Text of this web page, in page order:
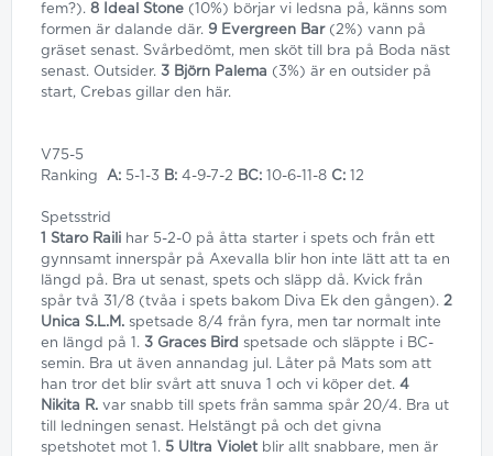
fem?). 8 Ideal Stone (10%) börjar vi ledsna på, känns som
formen är dalande där. 9 Evergreen Bar(2%) vann på
gräset senast. Svårbedömt, men sköt till bra på Boda näst
senast. Outsider. 3 Björn Palema (3%) är en outsider på
start, Crebas gillar den här.
V75-5
Ranking A: 5-1-3 B: 4-9-7-2 BC: 10-6-11-8 C: 12
Spetsstrid
1 Staro Raili har 5-2-0 på åtta starter i spets och från ett
gynnsamt innerspår på Axevalla blir hon inte lätt att ta en
längd på. Bra ut senast, spets och släpp då. Kvick från
spår två 31/8 (tvåa i spets bakom Diva Ek den gången). 2
Unica S.L.M. spetsade 8/4 från fyra, men tar normalt inte
en längd på 1. 3 Graces Bird spetsade och släppte i BC-
semin. Bra ut även annandag jul. Låter på Mats som att
han tror det blir svårt att snuva 1 och vi köper det. 4
Nikita R. var snabb till spets från samma spår 20/4. Bra ut
till ledningen senast. Helstängt på och det givna
spetshotet mot 1. 5 Ultra Violet blir allt snabbare, men är